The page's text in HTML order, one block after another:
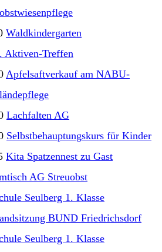
Waldkindergarten
Aktiven-Treffen
Apfelsaftverkauf am NABU-
Lachfalten AG
Selbstbehauptungskurs für Kinder
Kita Spatzennest zu Gast
AG Streuobst
Seulberg 1. Klasse
BUND Friedrichsdorf
Seulberg 1. Klasse